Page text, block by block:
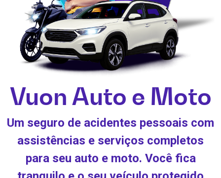
Vuon Auto e Moto
Um seguro de acidentes pessoais com
assistências e serviços completos
para seu auto e moto. Você fica